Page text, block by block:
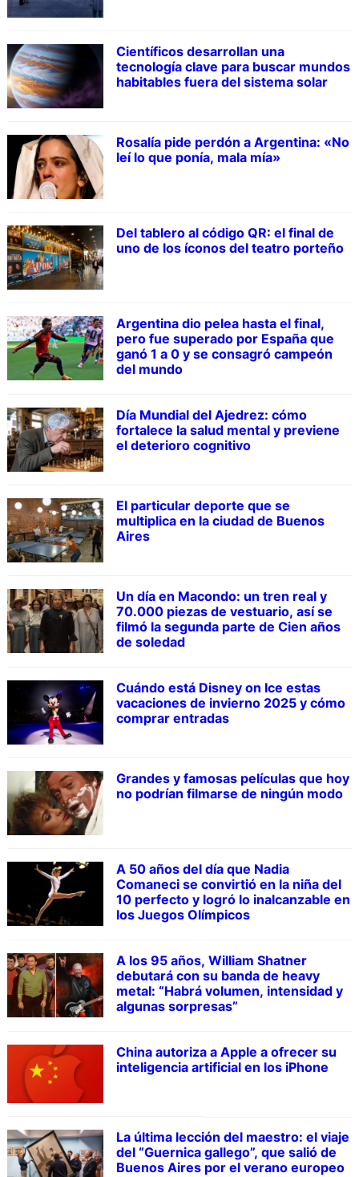
Científicos desarrollan una
tecnología clave para buscar mundos
habitables fuera del sistema solar
Rosalía pide perdón a Argentina: «No
leí lo que ponía, mala mía»
Del tablero al código QR: el final de
uno de los íconos del teatro porteño
Argentina dio pelea hasta el final,
pero fue superado por España que
ganó 1 a 0 y se consagró campeón
del mundo
Día Mundial del Ajedrez: cómo
fortalece la salud mental y previene
el deterioro cognitivo
El particular deporte que se
multiplica en la ciudad de Buenos
Aires
Un día en Macondo: un tren real y
70.000 piezas de vestuario, así se
filmó la segunda parte de Cien años
de soledad
Cuándo está Disney on Ice estas
vacaciones de invierno 2025 y cómo
comprar entradas
Grandes y famosas películas que hoy
no podrían filmarse de ningún modo
A 50 años del día que Nadia
Comaneci se convirtió en la niña del
10 perfecto y logró lo inalcanzable en
los Juegos Olímpicos
A los 95 años, William Shatner
debutará con su banda de heavy
metal: “Habrá volumen, intensidad y
algunas sorpresas”
China autoriza a Apple a ofrecer su
inteligencia artificial en los iPhone
La última lección del maestro: el viaje
del “Guernica gallego”, que salió de
Buenos Aires por el verano europeo